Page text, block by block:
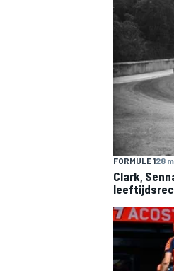
FORMULE 128
Clark,